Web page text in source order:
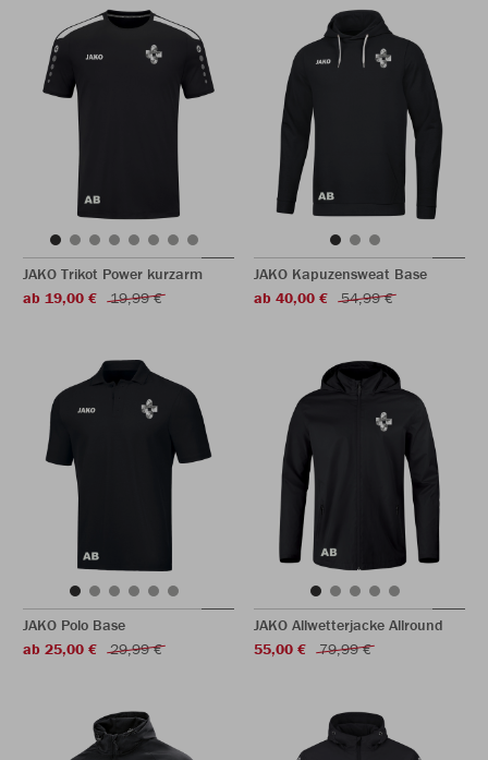
JAKO Trikot Power kurzarm
ab 19,00 €
19,99 €
JAKO Kapuzensweat Base
ab 40,00 €
54,99 €
JAKO Polo Base
ab 25,00 €
29,99 €
JAKO Allwetterjacke Allround
55,00 €
79,99 €